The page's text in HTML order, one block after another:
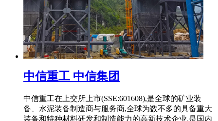
中信重工 中信集团
中信重工在上交所上市(SSE:601608),是全球的矿业装
备、水泥装备制造商与服务商,全球为数不多的具备重大
装备和特种材料研发和制造能力的高新技术企业,是国内